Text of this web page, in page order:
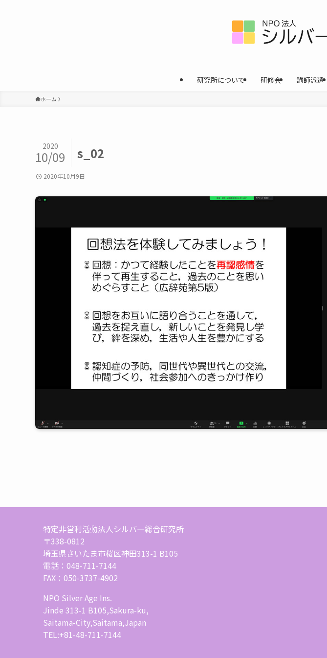
研究所について 研修会 講師派遣
ホーム
s_02
2020
10/09
2020年10月9日
特定非営利活動法人シルバー総合研究所
〒338-0812
埼玉県さいたま市桜区神田313-1 B105
電話：048-711-7144
FAX：050-3737-4902
NPO Silver Age Ins.
Jinde 313-1 B105,Sakura-ku,
Saitama-City,Saitama,Japan
TEL:+81-48-711-7144